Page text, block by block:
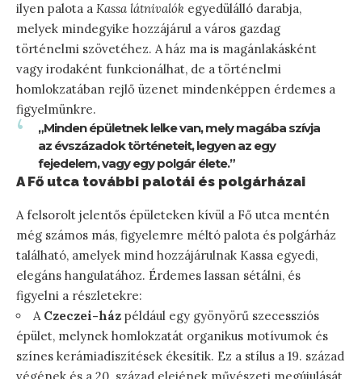
ilyen palota a Kassa látnivalók egyedülálló darabja,
melyek mindegyike hozzájárul a város gazdag
történelmi szövetéhez. A ház ma is magánlakásként
vagy irodaként funkcionálhat, de a történelmi
homlokzatában rejlő üzenet mindenképpen érdemes a
figyelmünkre.
„Minden épületnek lelke van, mely magába szívja
az évszázadok történeteit, legyen az egy
fejedelem, vagy egy polgár élete.”
A Fő utca további palotái és polgárházai
A felsorolt jelentős épületeken kívül a Fő utca mentén
még számos más, figyelemre méltó palota és polgárház
található, amelyek mind hozzájárulnak Kassa egyedi,
elegáns hangulatához. Érdemes lassan sétálni, és
figyelni a részletekre:
A Czeczei-ház például egy gyönyörű szecessziós
épület, melynek homlokzatát organikus motívumok és
színes kerámiadíszítések ékesítik. Ez a stílus a 19. század
végének és a 20. század elejének művészeti megújulását